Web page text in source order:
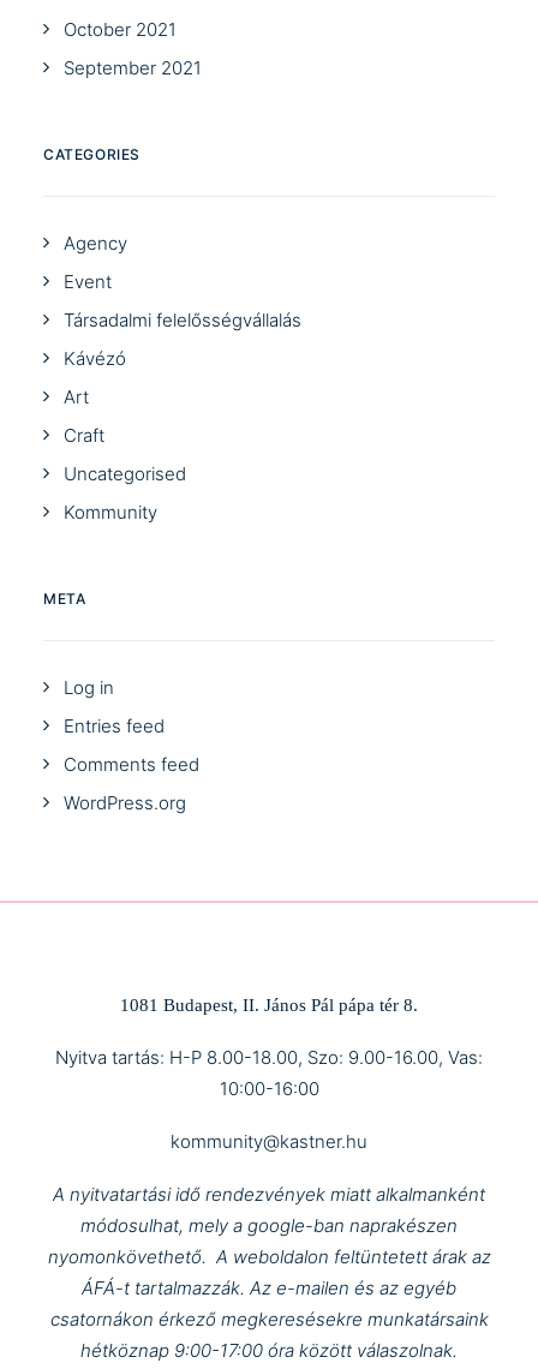
October 2021
September 2021
CATEGORIES
Agency
Event
Társadalmi felelősségvállalás
Kávézó
Art
Craft
Uncategorised
Kommunity
META
Log in
Entries feed
Comments feed
WordPress.org
1081 Budapest, II. János Pál pápa tér 8.
Nyitva tartás: H-P 8.00-18.00, Szo: 9.00-16.00, Vas:
10:00-16:00
kommunity@kastner.hu
A nyitvatartási idő rendezvények miatt alkalmanként
módosulhat, mely a google-ban naprakészen
nyomonkövethető. A weboldalon feltüntetett árak az
ÁFÁ-t tartalmazzák. Az e-mailen és az egyéb
csatornákon érkező megkeresésekre munkatársaink
hétköznap 9:00-17:00 óra között válaszolnak.